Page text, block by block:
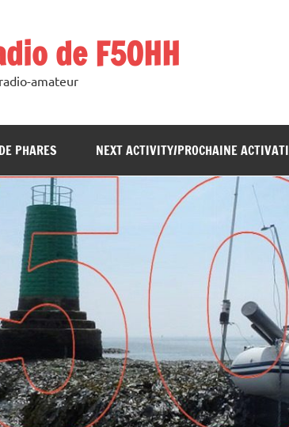
de F5OHH
amateur
PHARES NEXT ACTIVITY/PROCHAINE